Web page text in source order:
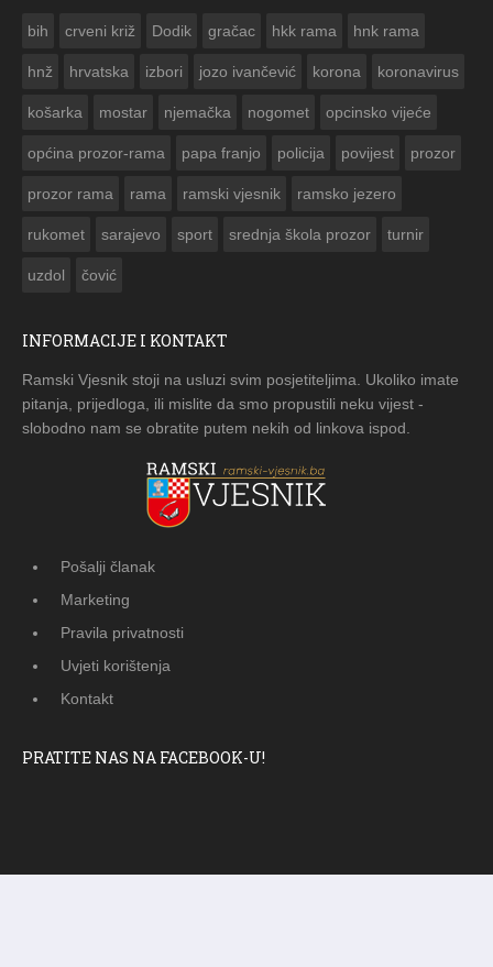
bih crveni križ Dodik gračac hkk rama hnk rama
hnž hrvatska izbori jozo ivančević korona koronavirus
košarka mostar njemačka nogomet opcinsko vijeće
općina prozor-rama papa franjo policija povijest prozor
prozor rama rama ramski vjesnik ramsko jezero
rukomet sarajevo sport srednja škola prozor turnir
uzdol čović
INFORMACIJE I KONTAKT
Ramski Vjesnik stoji na usluzi svim posjetiteljima. Ukoliko imate
pitanja, prijedloga, ili mislite da smo propustili neku vijest -
slobodno nam se obratite putem nekih od linkova ispod.
Pošalji članak
Marketing
Pravila privatnosti
Uvjeti korištenja
Kontakt
PRATITE NAS NA FACEBOOK-U!